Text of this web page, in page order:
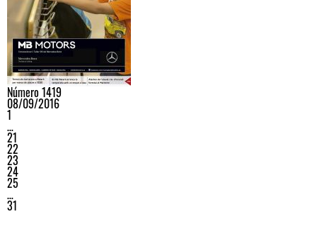
Número 1419
08/09/2016
1
…
21
22
23
24
25
…
31